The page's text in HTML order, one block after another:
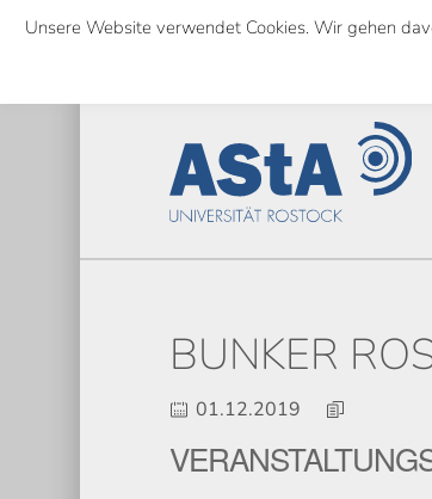
Skip
content
BUNKER
01.12.2019
Unsere Website verwendet Cookies. Wir gehen